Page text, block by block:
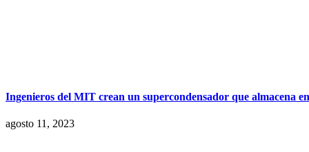
Ingenieros del MIT crean un supercondensador que almacena
agosto 11, 2023